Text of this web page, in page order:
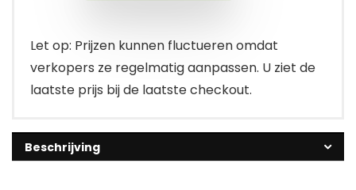
Let op: Prijzen kunnen fluctueren omdat
verkopers ze regelmatig aanpassen. U ziet de
laatste prijs bij de laatste checkout.
Beschrijving